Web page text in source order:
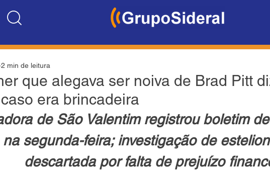
que alegava ser noiva de Brad Pitt
era brincadeira
2 min de leitura
de São Valentim registrou boletim
na segunda-feira; investigação de
descartada por falta de prejuízo